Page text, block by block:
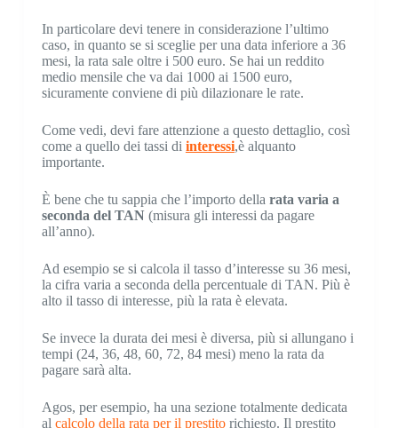
In particolare devi tenere in considerazione l’ultimo
caso, in quanto se si sceglie per una data inferiore a 36
mesi, la rata sale oltre i 500 euro. Se hai un reddito
medio mensile che va dai 1000 ai 1500 euro,
sicuramente conviene di più dilazionare le rate.
Come vedi, devi fare attenzione a questo dettaglio, così
come a quello dei tassi di interessi,è alquanto
importante.
È bene che tu sappia che l’importo della rata varia a
seconda del TAN(misura gli interessi da pagare
all’anno).
Ad esempio se si calcola il tasso d’interesse su 36 mesi,
la cifra varia a seconda della percentuale di TAN. Più è
alto il tasso di interesse, più la rata è elevata.
Se invece la durata dei mesi è diversa, più si allungano i
tempi (24, 36, 48, 60, 72, 84 mesi) meno la rata da
pagare sarà alta.
Agos, per esempio, ha una sezione totalmente dedicata
al calcolo della rata per il prestito richiesto. Il prestito